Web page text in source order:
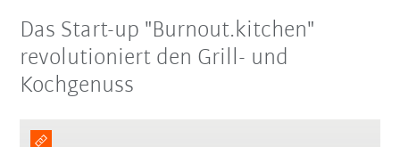
Das Start-up "Burnout.kitchen"
revolutioniert den Grill- und
Kochgenuss